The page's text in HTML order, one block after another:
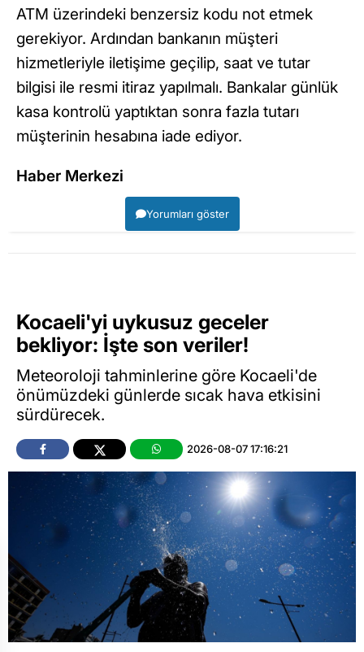
ATM üzerindeki benzersiz kodu not etmek
gerekiyor. Ardından bankanın müşteri
hizmetleriyle iletişime geçilip, saat ve tutar
bilgisi ile resmi itiraz yapılmalı. Bankalar günlük
kasa kontrolü yaptıktan sonra fazla tutarı
müşterinin hesabına iade ediyor.
Haber Merkezi
Yorumları göster
Kocaeli'yi uykusuz geceler
bekliyor: İşte son veriler!
Meteoroloji tahminlerine göre Kocaeli'de
önümüzdeki günlerde sıcak hava etkisini
sürdürecek.
2026-08-07 17:16:21